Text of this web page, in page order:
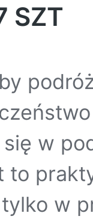
SZT
w
to
w